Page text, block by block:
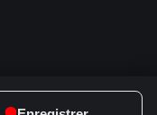
2.228.1